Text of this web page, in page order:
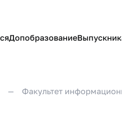
Допобразование
Факультет